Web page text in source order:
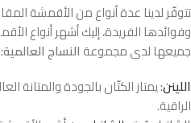
تتوفّر لدينا عدة أنواع من الأقمشة
وفوائدها الفريدة، إليك أشهر أنواع
جميعها لدى مجموعة النساج العالمية:
اللينن:يمتاز الكتّان بالجودة والمتانة
الراقية.